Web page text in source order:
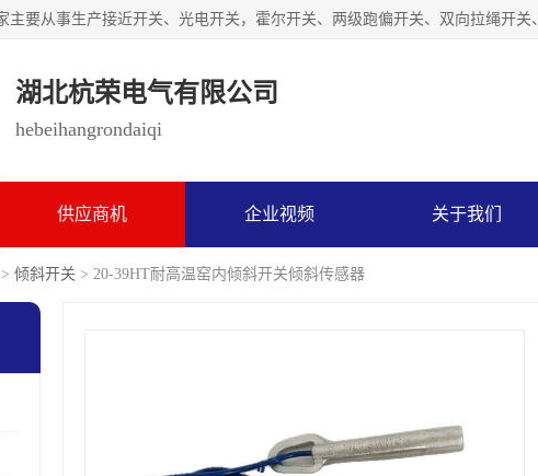
湖北杭荣电气有限公司
hebeihangrondaiqi
供应商机 企业视频 关于我们
> 倾斜开关 > 20-39HT耐高温窑内倾斜开关倾斜传感器